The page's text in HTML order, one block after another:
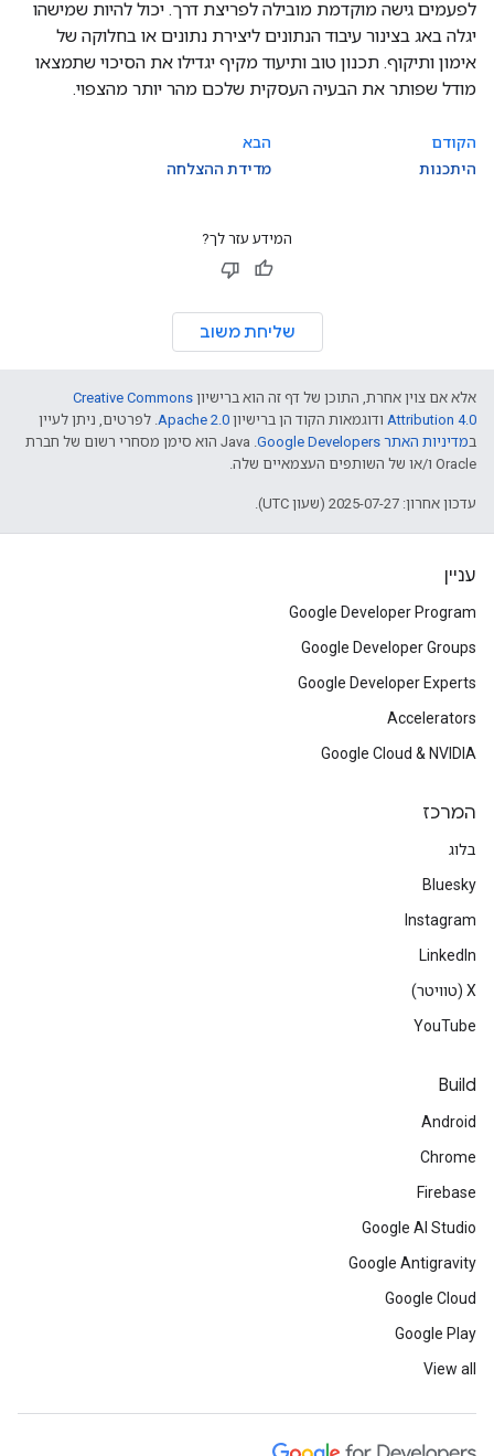
לפעמים גישה מוקדמת מובילה לפריצת דרך. יכול להיות שמישהו
יגלה באג בצינור עיבוד הנתונים ליצירת נתונים או בחלוקה של
אימון ותיקוף. תכנון טוב ותיעוד מקיף יגדילו את הסיכוי שתמצאו
מודל שפותר את הבעיה העסקית שלכם מהר יותר מהצפוי.
הקודם
היתכנות
הבא
מדידת ההצלחה
המידע עזר לך?
שליחת משוב
אלא אם צוין אחרת, התוכן של דף זה הוא ברישיון Creative Commons
Attribution 4.0 ודוגמאות הקוד הן ברישיון Apache 2.0. לפרטים, ניתן לעיין
במדיניות האתר Google Developers‏
.‏ Java הוא סימן מסחרי רשום של חברת
Oracle ו/או של השותפים העצמאיים שלה.
עדכון אחרון: 2025-07-27 (שעון UTC).
עניין
Google Developer Program
Google Developer Groups
Google Developer Experts
Accelerators
Google Cloud & NVIDIA
המרכז
בלוג
Bluesky
Instagram
LinkedIn
‫X (טוויטר)
YouTube
Build
Android
Chrome
Firebase
Google AI Studio
Google Antigravity
Google Cloud
Google Play
View all